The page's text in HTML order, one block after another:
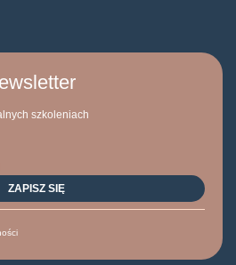
szkoleniach